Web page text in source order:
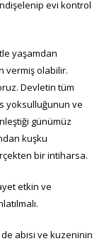
evi kontrol
yaşamdan
vermiş olabilir.
Devletin tüm
yoksulluğunun ve
günümüz
kuşku
bir intiharsa.
etkin ve
abisi ve kuzeninin